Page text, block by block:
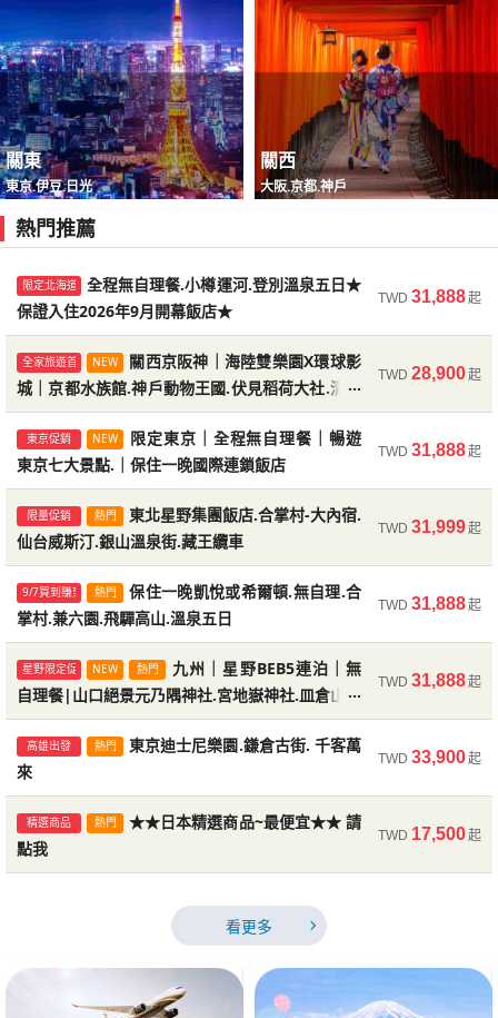
關東
東京.伊豆.日光
關西
大阪.京都.神戶
熱門推薦
限定北海道
全程無自理餐.小樽運河.登別溫泉五日★
保證入住2026年9月開幕飯店★
TWD 31,888起
全家旅遊首選 NEW
關西京阪神｜海陸雙樂園X環球影
城｜京都水族館.神戶動物王國.伏見稻荷大社.清水
寺五日
... TWD 28,900起
東京促銷 NEW
限定東京｜全程無自理餐｜暢遊
東京七大景點.｜保住一晚國際連鎖飯店
TWD 31,888起
限量促銷 熱門
東北星野集團飯店.合掌村-大內宿.
仙台威斯汀.銀山溫泉街.藏王纜車
TWD 31,999起
9/7買到賺到 熱門
保住一晚凱悅或希爾頓.無自理.合
掌村.兼六園.飛驒高山.溫泉五日
TWD 31,888起
星野限定促銷 NEW 熱門
九州｜星野BEB5連泊｜無
自理餐|山口絕景元乃隅神社.宮地嶽神社.皿倉山纜
車.門司港漫旅五日
... TWD 31,888起
高雄出發 熱門
東京迪士尼樂園.鎌倉古街. 千客萬
來
TWD 33,900起
精選商品 熱門
★★日本精選商品~最便宜★★ 請
點我
TWD 17,500起
看更多
價。
一
起
用
便
宜
的
價
格
搭
星
宇
玩
日
本
~
台.
海
洋
公
園.
北
海
道
神
企
鵝
遊
行.
小
樽
運
河.
螃
蟹
溫
泉
五
日
保
住
四
晚
溫
泉
神
宮.
水
前
寺
城
趣
園.
由
布
散
策.
和
牛
燒
肉
吃
到
飽
酒
水
暢
飲.
萌
熊
慢
旅
5
法
｜
時
尚
潮
流
東
京.
麻
布
之
丘.
角
川
博
物
館.
西
武
LAVIEW
鐵
體
驗.
敘
敘
苑
燒
輕
井
澤
美
食
溫
限量 09/02 09/12 09/19
33,900
起
星
玩
法
│
京
阪
城
│
海
之
京
都
天
橋
立.
伊
根
屋.
達
摩
勝
尾
寺.
見
稻
大
社.
古
寺.
限量 09/02 09/05 09/08
TWD
31,900
起
玩
法
｜
名
古
屋
x
三
重
雙
城
伊
勢
神
宮.
海
女
現
烤
海
賢
島
西
船.
TWD
起
機
會，
升
等
加
值
絕
對
超
值
川
遊
船.
在
地
特
色
道
之
長
腳
蟹
溫
泉
饗
宴.
福
輕
旅
行
五
日
士
尼
樂
園.
古
都
鎌
倉
江
之
浪
漫
橫
濱.
麻
布
台.
表
參
道.OUTLET
血
拚.
時
尚
東
京
漫
遊
日
關
西
京
阪
神
~
全
家
旅
遊
選
｜
海
陸
雙
樂
園
X
日
本
環
影
城
｜
京
都
水
館.
神
戶
動
物
王
稻
限量 08/17 08/19 08/23
28,900
起
限
時
促
銷
｜
廣
四
國
岡
山
｜
日
本
首
座
~
皮
敏
公
園.
世
界
遺
嚴
島
社.
道
後
桃
獨家 08/22 09/24 09/26
TWD
37,900
起
假
促
銷.
東
北
旅
遊|
銀
山
溫
泉
魔
女
之
瞳
~
藏
王
御
釜.
上
最
美
立
TWD
起
惠，
不
用
比
價
盡
快
下
單，
機
位
有
限，
要
買
要
快!
見
千
本
鳥
居.
清
水
寺
古
勝
尾
寺
達
摩
祈
福.NIFREL
水
美
世
界.
城
市
輕
行
五
日
閃
北
陸
小
旅
行
｜
黑
部
峽
小
火
車.
白
川
鄉
合
掌
村.
飛
驒
高
山.
近
江
町
市
場.
茶
屋
街.
烤
白
蝦
牛
搶
東
北
小
旅
行|
銀
山
溫
泉
散
策.
日
本
百
選
街
道
~
角
館
家
屋
敷.
第
一
美
~
嚴
美
溪
贈
送
本
限量 09/04 09/07 09/21
27,999
起
快
閃
關
西
小
旅
｜
達
摩
勝
尾
寺.
清
水
寺.
伏
見
荷
大
社.
京
都
廚
錦
市
心
齋
橋.
章
獨家 08/22 08/29 09/05
TWD
22,888
起
量
出
清
｜
京
阪
奈
旅
遊.
奈
良
鹿.
清
水
寺.
嵐
山
渡
月
橋.
本
環
球
魚
TWD
起
贏！
TOMAMU
星
野
渡
假
飯
店.
富
良
野
田.
美
瑛
青
池.
水
教
堂.
樽
溫
泉
美
食
五
院
之
森.
動
物
園
搭
叢
林
巴
空
中
纜
車.
和
牛
長
腳
蟹
吃
到
飽.
保
住
雙
溫
泉
五
(熊
本)
一
物
九
州|
由
布
院
之
森.
動
園
搭
叢
林
巴
士.
空
中
纜
車.
和
長
腳
蟹
吃
到
飽.
住
雙
溫
泉
五
日
08/15 08/24 08/25
36,900
起
每
月
一
物
京
阪
│
海
之
天
橋
立.
舟
屋.
達
摩
勝
寺.
梅
花
鹿.
伏
見
荷
大
環
球
影
六
熱銷 08/12 08/14 08/27
TWD
35,900
起
量
優
惠.
高
松
四
國
｜
一
生
必
~
金
刀
比
羅
宮.
日
本
三
名
園
~
倉
TWD
起
美
瑛
青
池.
旭
山
動
物
園.
樽
漫
遊.OUTLET
五
日
｜
保
證
住
緩
慢
瑞
萃
十
岳
院
漫
遊.
秘
境
高
千
穗
峽.
浮
千
鳥
居.
熊
本
熊
電
鐵.
阿
蘇
溫
泉.
長
腳
蟹
燒
肉
饗
慢
遊
小
旅
行
5
雙
點
進
出|
柳
川
遊
船.
水
前
成
趣
園.
高
森
湧
水
隧
道.
萌
熊
鐵.
長
腳
蟹
酒
水
飲.
高
千
穗
峽
慢
10/27 11/10 11/17
29,900
起
爆
搶
關
西
三
都
阪
奈
｜
奈
良
萌
鹿.
伏
見
千
本
居.
清
水
寺
古
都.
尾
寺
摩
祈
福.NIFREL
世
限量 09/02 09/04 09/05
TWD
25,888
起
選
廣
島
四
國
岡
山
｜
世
界
遺
嚴
島
神
社.
千
光
寺
公
園.
敷
美
觀.
羅
TWD
起
孩
都
開
心，
全
家
一
起
快
樂
GO！
渡
假
村.
熱
氣
球.
牧
羊
犬
薰
衣
草
DIY.
哈
密
瓜
吃
飽.
溫
泉
五
日
州
天
草
賞
海
豚.
由
布
院
貓
鷹
之
森.
自
然
野
生
動
物
園.
稻
佐
山
斜
坡
車.
別
府
泉
五
日
最
高
省
一
萬
｜
東
京
親
子
遊
｜
迪
士
尼.
哈
利
波
特.
拉
麵
物
館.
上
野
動
物
江
之
島
電
鐵.
東
園
獨家 08/18 08/20 08/21
40,900
起
兒
童
最
高
減
一
｜
親
子
三
大
主
題
～
京
阪
奈.
王
寺
動
物
園.
海
館.
環
影
城.
達
寺.
熱銷 08/16 08/18 08/19
TWD
42,900
起
童
最
高
折
一
萬
｜
親
子
玩
遍
阪
神
｜
海
遊
館.
天
王
寺
物
園.
六
雪.
TWD
起
雄
獅
推
出
『兒
童
半
價』
的
超
級
優
惠
方
案，
讓
孩
子
享
有
一
場
綺
麗
的
童
年！
火
大
會.
羊
羊
牧
場.
小
樽
河.
羊
蹄
山
纜
車.
薰
衣
DIY.
哈
密
瓜
三
大
吃
到
飽.
溫
泉
泳
五
日
意
早
鳥
折
扣
$2,000
元!
馬
上
預
約
迎
接
喜
羊
年
燈！
冬
日
兼
六
園.
高
山
古
街.
寶
彥
根
城.
採
草
莓.
貼
箔
體
驗.A5
飛
驒
牛.
溫
泉
五
日
｜
保
兩
晚
海
道.
破
冰
船.
冰
釣
公
魚.
旭
動
物
園.
熱
氣
球.
四
大
螃
蟹
美
人
湯
五
日
｜
保
住
晚
溫
泉
折
2
千|
九
州
黑
川
竹
燈
祭.
草
莓.
九
重
雪
盆
戲
雪.
三
大
蟹
到
飽.
雙
溫
泉
五
01/19 01/20 01/21
40,900
起
寒
假
折
2
千.
高
四
國
廣
島
｜
世
界
文
化
遺
產
水
上
大
鳥
居
~
島
神
一
生
必
刀
限量 02/08
TWD
59,900
起
陸
冬
季
雙
點
燈
～
2027
白
川
鄉
掌
村
點
燈
ｘ
名
花
彩
燈
三
方
五
氣
TWD
起
羊
年
開
運
早
鳥
折
扣
$3,000
元!
馬
上
預
約
迎
接
喜
羊
冰
船.
愛
絲
冰
城.
冰
釣
公
銀
河
流
星
瀑
布.
活
蟹
宴
美
人
湯
五
日
旅
遊
｜
小
豆
島
橄
欖
公
園.
其
林
三
星
景
點
~
栗
林
公
園.
道
後
溫
泉.
一
生
必
~
金
刀
比
羅
宮.
遊
折
3000
｜
岡
山
四
國
｜
保
住
選
溫
泉.
小
豆
島.
採
果
體
驗.
大
危
遊
船.
烏
龍
麵
森
林
花
園
五
日
溫
02/04 02/06
63,900
起
過
年
折
3,000
｜
賀
東
北
│
藏
王
樹
冰
纜
車.
夢
幻
山.
岩
手
冰
世
界.
越
寺.
鼻
溪
木
桌
02/06
TWD
82,888
起
年
折
3000
｜
京
阪
神
｜
六
甲
山
雪.
神
戶
動
物
王
國.
海
遊
環
球
影
體
TWD
起
天、
90
天
的
早
鳥
優
惠，
愈
早
報
名
優
惠
愈
多
喔！
薰
衣
草
DIY.
古
趣
農
車
遊
田.
夢
幻
真
鍋
庭
園.
三
蟹
哈
密
瓜
美
食
日
州,
櫻
島
渡
輪,
熊
本
城,
三
晚
泉
五
日|
九
州
全
覽
369
北
海
道
旅
遊
｜
紅
葉
絕
阿
寒
湖
KAMUYLUMINA
燈
光
秀.
銀
杏
季.
真
庭
園.
三
大
蟹
溫
五
日
09/29 10/04 10/06
52,900
起
玩
樂
369
東
京
旅
｜
靜
岡
伊
豆
雙
湯.
絕
景
三
大
車.
身
延
山
纜
車.
国
峠.
室
山.
三
橋.
早鳥 08/29 09/01 09/05
TWD
43,900
起
倉
敷
美
觀.
淡
路
人
形
漩
觀
潮
船.
阿
波
舞.
藍
染.OUTLET
六
日
景
纜
車.
熊
牧
場.
企
鵝
行.
馬
體
驗.
小
樽
鐘
咖
啡.
三
大
螃
溫
泉
六
日
海
道
｜
洞
爺
湖
花
火.
良
花
田.
函
館
纜
金
森
倉
庫
群.
採
趣.
小
漫
遊.
三
蟹
美
食
六
日
一
起
揪
吧
北
海
道
紅
絕
景.
函
館
纜
洞
爺
湖
花
火.
豐
平
峽
賞
企
鵝
遊
行.
白
色
戀
人.
三
泉
10/07 10/14 10/21
TWD
53,900
起
一
起
揪
北
海
道
｜
冬
季
白
色
樹
節.
函
館
纜
車.
牧
場.
企
鵝
遊
行.
馬
體
銀
TWD
起
旅.RISONARE
山
梨
八
岳.
熱
海.
日
阿
卑
斯
美
景
奢
華
6
日
大
鳥
居.
鳥
取
砂
丘.
國
松
城.
米
其
林
景
點.
牡
丹
名
園.
岡
山
國
森
林.
道
後
溫
泉
街.
大
步
危
遊
旅
程...
場
花
田.
美
瑛
青
池.
小
樽
遊.
溫
泉
五
日
｜
保
住
晚
溫
泉
農
場.
四
季
彩
之
丘.
美
瑛
青
旭
山
動
物
園.
小
樽
漫
遊.OUTLET
五
日
｜
保
證
入
住
緩
慢
萃
十
勝
岳
一
物
北
海
道
旅
遊
｜
保
證
住
TOMAMU
星
野
渡
假
飯
店.
富
良
野
田.
美
瑛
青
池.
水
堂.
小
樽
溫
泉
美
08/29 08/30 08/31
35,900
起
北
海
道
旅
遊
｜
住
一
晚
國
際
品
牌.
函
館
纜
車.
樽
漫
遊.
富
良
野
田.
溫
函
函
五
08/21 09/04 09/05
TWD
32,900
起
起
揪
吧
北
海
道
｜
洞
爺
湖
花
富
良
野
花
田.
函
館
纜
車.
森
倉
庫
趣.
TWD
起
進
到
九
州。
紅
葉
最
前
線，
賞
楓
超
優
惠!
岳.
美
瑛
青
池.
旭
山
動
物
秋
日
二
見
吊
橋.
三
大
蟹
五
日
｜
保
住
晚
溫
泉
城
跡.
深
耶
馬
溪
一
目
八
景.
園
賞
楓
溪
石
園.
英
彥
山
斜
坡
車.
浮
羽
稻
荷
神
社.
府
連
泊
5
日
東
京
旅
遊
｜
河
口
湖
紅
葉
富
士
山
纜
車.
輕
井
澤.
小
諸
城.
節
採
果.
外
苑
銀
和
牛
燒
肉.
螃
蟹
5
熱銷 10/25 10/26 10/27
40,900
起
秋
魅
楓
紅
經
典
阪
神
奈
｜
祕
境
大
原
三
千
院.
良
梅
花
鹿.
永
觀
東
福
嵐
山
渡
日
熱銷 11/23 11/24 11/25
TWD
46,900
起
戀
立
山
黑
部
～
雙
百
選
溫
泉.
古
屋
萬
怡
｜
黑
部
峽
谷
火
車.
上
掌
TWD
起
本，
感
受
銀
白
世
界！
戲
雪
初
體
驗-
雪
橇、
雪
板、
雪
上
香
船、
堆
雪
人...
不
論
大
朋
友
朋
友，
全
家
一
起
在
天
雪
色
燈
樹
節.
函
館
夜
景.
企
遊
行.
洞
爺
湖.
小
樽
漫
三
大
螃
蟹
五
日
保
住
兩
晚
溫
泉
雪
ｘ
雪
上
健
行.
草
津
湯
田.
岡
製
絲
廠.
川
越
藏
造
老
街.
螃
蟹
ｘ
涮
涮
鍋
吃
到
星
空
雙
湯
五
日
關
西
神
戶
│
達
摩
勝
尾
寺.
境
三
千
院.
二
條
城.
六
甲
山
戲
天
王
寺
動
物
園.
本
環
球
影
城
六
住
限量 12/22 12/23 01/05
39,900
起
冬
季
北
陸
旅
遊
雙
百
選
溫
泉.
名
古
屋
萬
怡
｜
穗
高
纜
車.
庄
川
見
舟.
掌
村.
兼
驒
熱銷 11/28 11/29 11/30
TWD
38,900
起
典
冬
季
北
海
道
｜
雪
上
活
動
合
一.
函
館
纜
車.
企
鵝
遊
洞
爺
湖.
DIY.
TWD
起
難
得
的
閒
暇
時
光，
馬
上
出
發，
用
最
少
的
天
數，
獲
最
大
的
滿
足，
讓
生
活
再
充
滿
活
力
驗.
企
鵝
遊
行.
北
海
道
神
小
樽
漫
遊.
螃
蟹
美
食
日
｜
保
住
兩
晚
泉
台
場.
橫
濱
空
中
纜
車.
鐮
倉
都
漫
遊.
江
之
島
神
社.
湘
南
復
古
電
車
4
日
｜
保
TheB
飯
店
關
西
小
旅
行
｜
達
摩
勝
尾
清
水
寺.
伏
見
稻
荷
大
社.
京
都
房
錦
市
場.
心
齋
長
腳
蟹.
章
魚
燒
日
獨家 08/22 08/29 09/05
22,888
起
華
航
富
山
促
銷
快
閃
北
陸
小
旅
行
｜
黑
部
峽
小
火
車.
白
川
鄉
掌
村.
驒
高
山.
市
限量 10/05 10/19
TWD
29,900
起
GO
搶
東
北
小
旅
行|
銀
山
溫
泉
散
策.
日
本
百
選
街
道
~
館
武
家
一
TWD
起
餐
美
食
饗
宴！
住
宿
升
等
二
晚
國
際
連
鎖
品
牌
飯
升
等
螃
蟹
宴
席
料
理.
函
纜
車.
小
樽
漫
遊.
溫
泉
食
函
函
五
日
無
自
理
餐.
輕
井
澤.
草
津
湯
伊
香
保.
敘
敘
苑.
螃
蟹
雙
湯
五
日
｜
保
住
2
晚
國
連
鎖
飯
店
PLUS
北
海
道
旅
遊
｜
全
程
無
理
餐.
升
等
螃
蟹
宴
席
料
理.
旭
北
極
熊.
美
瑛
青
小
樽
漫
遊.
溫
泉
日
08/13 08/17 09/02
41,888
起
限
定
PLUS
東
京
｜
程
無
自
理
餐.
敘
敘
苑.2
晚
國
際
鎖
飯
店.
富
士
山
路.
身
山.
十
国
雙
限量 08/29 08/30 09/01
TWD
41,888
起
備
出
發
日
本
大
玩
特
玩!
色
燈
樹
節.
函
館
夜
景.
企
遊
行.
洞
爺
湖.
小
樽
漫
三
大
螃
蟹
五
日
保
住
兩
晚
溫
泉
院
之
森.
自
然
動
物
園.
和
菓
DIY.
和
牛
長
腳
蟹
吃
到
飽.
保
住
雙
溫
泉
五
日
東
京
旅
遊
｜
東
京
迪
士
尼.
倉
古
都.
十
国
峠
展
望
台.
河
口
纜
車.
橫
濱
五
日
保
住
兩
晚
迪
士
友
08/24 08/27 08/28
41,900
起
經
典
保
住
關
西
都
物
語
旅
遊
｜
走
訪
京
都,
大
神
戶,
奈
良,
優
雅
白
姬
城
五
日
五
08/20 08/21 08/22
TWD
39,900
起
典
高
松
四
國
｜
小
豆
島
橄
欖
園.
栗
林
公
園.
金
刀
比
羅
大
步
危
藤
TWD
起
公
園.
企
鵝
遊
行.
小
樽
鐘
啡.
白
色
戀
人.
三
大
螃
蟹
溫
泉
六
覽.
柳
川
遊
船.
和
服
體
指
玉
手
箱.
夜
景
泉
八
日
遊
｜
東
京
迪
士
尼.
河
湖.
野
八
海.
明
治
宮.
敘
敘
苑
燒
肉.
泉
購
七
日
省
最
大
超
值
四
都
阪
奈
│
奈
良
東
寺.
梅
花
鹿
公
園.
嵐
山
渡
橋.
開
運
達
摩
勝
尾
寺.
有
環
獨家 08/27 08/28 08/29
TWD
34,900
起
限
量
優
~
高
松
廣
島
~
山
陰
陽
精
華
漫
遊
｜
取
砂
丘
砂
之
美
館.
松
刀
TWD
起
碑
推
薦，
精
選
眾
多
日
本
美
食、
美
酒
等
您
來
嘗
鮮！
假
村.
水
教
堂.A
５
和
牛
料
三
大
螃
蟹
啤
酒
喝
到
在
地
美
食
五
日
大
特
色
料
理.
地
獄
蒸
DIY.
保
別
府
灣
和
藏.
螃
蟹
溫
泉
美
食
五
日
在
關
東
旅
遊
｜
日
光
東
照
會
津
城.
大
內
宿.
酒
藏
見
學.
在
和
牛
美
食
五
日
08/30 08/31 09/03
42,900
起
好
食
在
北
陸
旅
｜
限
量
住
白
川
鄉
一
晚
～
結
庄
｜
立
山
黑
部.
高
地
健
行.A5
飛
魚
獨家 09/14 09/25
TWD
41,900
起
食
在
北
海
道
旅
遊
｜
冬
季
星
渡
假
村.
水
教
堂.A
５
和
牛
理.
三
大
酒
TWD
起
～
秘
境
奧
大
井
湖
上！
本
纜
車
～
富
士
山
絕
景.
濱
名
湖
遊
牧
之
原
茶
園.
小
國
神
社.
岡
崎
城.
大
樂
園
｜
日
本
環
球
城.
高
主
題
樂
園.
族
館.
勇
闖
恐
龍
界.
螃
蟹
溫
泉
六
(阪
名)
重
雙
城
遊
～
免
小
費
南
熊
野
古
道.
那
瀑
布.
賞
鯨.
海
女
海
鮮.
勢
神
宮.
虞
灣
遊
船.
溫
｜
星
玩
法
｜
名
古
屋
三
雙
城
～
伊
勢
宮.
海
女
現
烤
海
鮮.
賢
島
班
牙
遊
船.
橫
山
展
望
台.
之
09/02 09/18 09/29
TWD
29,900
起
名
古
屋
岡
雙
城
｜
紅
葉
秘
境
大
井
川
鐵
道・
奧
井
湖
上！
日
本
平
車
～
絕
TWD
起
展
望
台.
海
洋
公
園.
北
道
宮.
企
鵝
遊
行.
小
樽
運
河.
雙
螃
蟹
泉
五
日
穗
峽.
千
鳥
居.
菊
池
溪
上
見
熊
野
座
神
長
腳
蟹
吃
到
飽
泉
連
泊
雙
連
泊
輕
鬆
遊.
富
士
x
根
鐵
道
x
河
湖
遊
船.
敘
敘
苑.
暢
食.OUTLET.
士
美
景
湯
五
日
｜
保
御
雙
宿
關
西
｜
京
阪
三
主
題
～
京
都
族
館.
京
都
鐵
道
博
物
館.
球
影
城.
二
條
城.
奈
良
梅
日
獨家 08/19 08/23 08/24
TWD
39,900
起
雙
宿
南
州
｜
指
宿
玉
手
箱
列
砂
浴.
櫻
島
渡
輪.
巖
園
DIY.
日
南
海
巡
禮.
旅
TWD
起
隊
服
務
及
飯
店
三
晚
連
泊，
輕
鬆
旅
遊
好
安
心。
動
｜
登
別
地
獄
谷.
海
洋
園.
企
鵝
遊
行.
三
大
螃
溫
泉
五
日
｜
2
日
市
區
自
由
活
動.
保
入
住
一
晚
溫
泉
飯
店.
柳
川
遊
船.
火
山
博
物
館
五
東
京
半
自
由
行
｜
二
日
自
活
動
｜
東
京
台
場.
橫
濱
空
中
車.
鐮
倉
古
都
漫
江
之
島
神
社.
湘
電
08/17 08/19 08/29
32,900
起
漫
遊
東
京
迪
士
半
自
由
行
｜
二
日
自
由
活
動
東
京
台
場.
鐮
倉
都
漫
江
之
島
南
08/24
TWD
38,900
起
遊
關
西
三
都
半
自
由
行
｜
三
自
由
活
動
｜
奈
良
梅
花
東
大
寺.
尾
寺.LaCollina
TWD
起
由
活
動
｜
函
館
纜
車.
洋
園.
金
森
倉
庫
群.
企
鵝
遊
行.
溫
泉
蟹
五
日
亞
連
泊.
鵜
戶
神
宮.
日
摩
石
像.
溫
泉
螃
吃
到
飽.
櫻
島
火
慢
遊
5
日
選
｜
箱
根
駒
之
岳.
富
山
景.
歡
樂
迪
士
豐
洲
千
客
萬
來.
京
悅
溫
泉
5
｜
四
晚
保
住
宿
保
住
愛
媛
松
山
四
旅
星
野
集
團
OMO7.
選
溫
泉
琴
參
閣.
日
本
三
秘
境
~
葛
藤
橋.
百
大
名
山
獨家 10/07 10/28 11/25
TWD
39,900
起
保
住
北
旅
遊
｜
立
山
黑
部
～
百
選
溫
泉.
名
古
萬
怡
｜
黑
部
峽
小
火
地.
TWD
起
上，
嚴
選
住
宿
餐
食，
旗
艦
級
行
程
給
您
輕
奢
之
享
受
小
樽
貴
賓
館.
秘
境
青
池.
樽
遊
船.
和
牛
帝
王
蟹
日
｜
商
務
艙
來
保
住
雙
五
星.
洞
爺
直
升
機.
形
文
化
財.
小
樽
遊
船.
騎
馬
體
驗.
日
本
和
牛.
帝
王
饗
宴
五
日
小
湖.
禮
文
島
鈷
藍
海
最
宗
谷
岬
紀
念
碑.
馴
鹿
牧
場.
三
大
美
食
五
日
園.
仙
巖
園
抹
茶
體
驗.
肥
下
町
邊
走
邊
券.
指
宿
玉
手
箱.
浴
五
日
河
口
湖.
長
瀞
遊
船.
寶
山
車.
足
利
花
卉
園.
西
湖
里
根
場.
野
購
長
腳
蟹
到
飽.
溫
泉
五
住
角
館
武
家
屋
敷‧
銀
山
泉
日
本
三
大
景
松
島
散
策‧
贈
送
蠣
漢
堡
4
日|
青
仙
點|
銀
山
溫
泉
街.
奧
入
溪.
島
遊
船.
金
蛇
神
社.
睡
魔
之
家.
舌
餐.
燒
肉
吃
到
森
全
覽|
不
進
免
稅
店.
境
神
山
地.
神
秘
湖
～
青
池.
日
本
美
景
千
疊
敷
岸
線.
奧
入
瀨
之
好
食
在
東
北
旅
遊|
本
推
薦
~
人
生
遊
~
五
能
線
列
車.
白
神
地
~
青
池.
奧
入
瀨
溪.
十
船.
限量 08/21 09/15 09/18
TWD
46,900
起
追
楓
東
旅
遊
_
青
森
x
仙
台
點|
仙
台
威
斯
汀
店.
藏
王
纜
車
楓
景.
猊
船.
TWD
起
勝
尾
寺.
梅
花
鹿.
伏
見
荷
社.
環
球
影
城.
漫
遊
六
日
│
贈
ICOCA
奈
良
東
大
寺.
伏
見
稻
大
姬
路
城.
環
球
城.
魚
之
棚
商
店
勝
尾
寺.
漫
遊
六
奈
│
海
之
天
橋
立.
伊
舟
療
癒
三
千
院.
等
院.
梅
花
鹿.
神
須
磨
洋
世
界.
船
溫
泉
五
日
免
關
西
神
戶
旅
遊
│
摩
尾
寺.
秘
境
三
院.
二
條
城.
神
戶
動
物
王
阪
神
甲
子
園.
日
本
環
球
日
熱銷 08/26 09/02 09/09
TWD
38,900
起
楓
紅
限
出
清
京
阪
神
奈
四
都
紅
葉
姬
路
城.
好
園.
奈
良
梅
花
鹿
園.
嵐
橋.
TWD
起
合
掌
屋，
讓
遊
人
有
走
進
桃
花
源
地
的
驚
喜。
航
～
白
川
鄉
合
掌
村.
雨
海
岸.
冰
見
海
鮮.
烤
白
仙
貝.
和
牛
涮
涮
四
日
｜
一
日
金
自
由
閃
北
陸
小
旅
行
｜
黑
部
峽
小
火
車.
白
川
鄉
合
掌
村.
飛
驒
高
山.
近
江
町
市
場.
茶
屋
街.
烤
白
蝦
牛
一
物
超
值
回
饋
～
北
陸
旅
｜
上
高
地
輕
健
行.
白
川
鄉
合
村.
哆
啦
A
夢
電
最
美
星
巴
克.
松
籠
09/07 09/28
34,900
起
STE
旅
展
北
陸
促
｜
立
山
黑
部
阿
爾
卑
斯.
白
川
合
掌
村
~
入
內
觀.
上
地.
高
山
井
09/03 09/17 09/24
TWD
35,900
起
楓
紅
葉
北
陸
～
立
山
黑
部
阿
卑
斯
三
段
染
｜
上
高
地
健
行.
白
掌
TWD
起
遊
｜
鳥
取
砂
丘
砂
之
術
松
江
城.
金
刀
比
羅
宮.
倉
敷
美
觀.
上
鳥
居
~
嚴
島
神
社.
出
雲
大
社.
欖
公
園.
栗
林
公
園.
金
比
宮.
大
步
危
遊
葛
藤
橋.
道
後
溫
讚
歧
烏
龍
麵
五
高
松
四
國
｜
小
豆
島
欖
園.
金
刀
比
羅
鳴
門
渦
之
道.
日
三
大
園
~
後
園.
德
島
阿
波
DIY.
廣
島
四
國
旅
遊
｜
等
晚
國
際
品
牌
店.
螃
蟹
料
理.
日
本
三
大
潮
遊
船
體
驗.
米
其
林
景
文
08/23 09/06 09/09
TWD
38,999
起
岡
山
四
｜
小
豆
島
橄
欖
公
園
寒
霞
溪
纜
車.
大
危
遊
覽
船.
倉
敷
觀.
金
宮.DIY
TWD
起
息
風
味
的
南
九
州，
值
得
您
來
一
趟
的
深
度
文
化
旅
～
田
黑
醋
工
廠
見
學.
仙
巖
砂
浴
溫
泉
六
日|
不
進
稅
店
飫
肥
城
邊
走
邊
吃
券.
櫻
島
輪,
高
千
穗
峽.
鵜
戶
神
宮.
路
面
電
車.
雙
溫
泉
五
日
旅
遊|
南
九
州
砂
浴
體
驗.
特
指
宿
玉
手
箱.
櫻
島
渡
輪.
高
千
峽.
三
晚
溫
泉
五
09/02 09/24 09/26
36,900
起
省
最
大|
南
九
州
幸
海
幸.
鵜
戶
神
宮.
仙
巖
園
品
兩
棒
餅.
飫
肥
城.
蓋
神
指
宿
砂
五
獨家 11/03
TWD
35,900
起
最
大|
南
九
州
指
宿
玉
手
箱
列
鵜
戶
神
宮.
仙
巖
園
品
嘗
棒
餅.
飫
蓋
TWD
起
車、
可
愛
童
趣
火
車
還
是
移
動
高
級
餐
廳
列
車...
每
都
是
鐵
道
迷
朝
聖
的
重
川
遊
船,
三
大
蟹
鍋
物
吃
飽.
雙
溫
泉
五
日
屋
靜
岡
｜
大
井
川
鐵
道
～
境
奧
大
井
湖
上！
日
本
平
纜
車
～
富
士
山
絕
景.
濱
湖
遊
船.
牧
之
原
國
深
度
北
陸
～
微
醺
清
酒
列
ｘ
新
穗
高
纜
車
雪
迴
廊
｜
保
三
晚
溫
泉.
冬
季
柱
奇
景.
雪
國
合
光
12/10
45,900
起
秋
遊
深
度
北
陸
楓
紅
立
山
黑
部
ｘ
微
醺
清
酒
車
ｘ
黑
部
峽
谷
火
車
保
住
三
～
獨家 10/01 10/15
TWD
43,900
起
食
在
東
北
旅
遊|
日
本
人
推
薦
人
生
必
遊
~
五
能
線
列
白
神
山
池.
TWD
起